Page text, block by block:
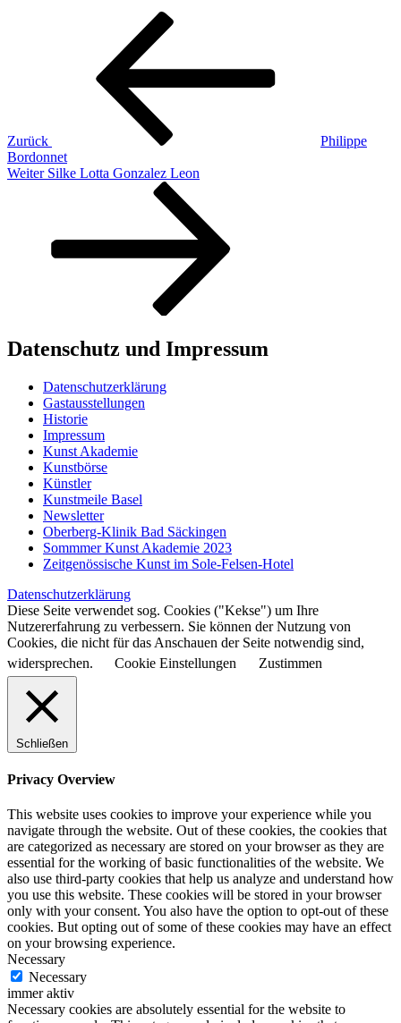
Beitragsnavigation
Zurück
Philippe
Bordonnet
Nächster
Weiter Silke Lotta Gonzalez Leon
Datenschutz und Impressum
Datenschutzerklärung
Gastausstellungen
Historie
Impressum
Kunst Akademie
Kunstbörse
Künstler
Kunstmeile Basel
Newsletter
Oberberg-Klinik Bad Säckingen
Sommmer Kunst Akademie 2023
Zeitgenössische Kunst im Sole-Felsen-Hotel
Datenschutzerklärung
Diese Seite verwendet sog. Cookies ("Kekse") um Ihre
Nutzererfahrung zu verbessern. Sie können der Nutzung von
Cookies, die nicht für das Anschauen der Seite notwendig sind,
widersprechen.
Cookie Einstellungen Zustimmen
Schließen
Privacy Overview
This website uses cookies to improve your experience while you
navigate through the website. Out of these cookies, the cookies that
are categorized as necessary are stored on your browser as they are
essential for the working of basic functionalities of the website. We
also use third-party cookies that help us analyze and understand how
you use this website. These cookies will be stored in your browser
only with your consent. You also have the option to opt-out of these
cookies. But opting out of some of these cookies may have an effect
on your browsing experience.
Necessary
Necessary
immer aktiv
Necessary cookies are absolutely essential for the website to